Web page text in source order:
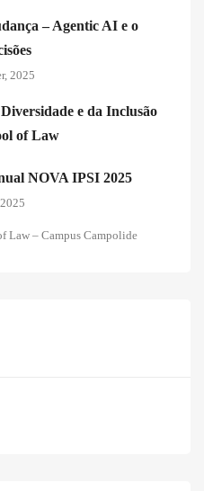
– Agentic AI e o
2025
e da Inclusão
of Law
NOVA IPSI 2025
Law – Campus Campolide